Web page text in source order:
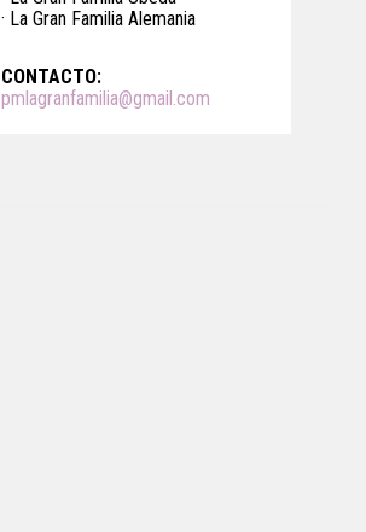
· La Gran Familia Alemania
CONTACTO:
pmlagranfamilia@gmail.com